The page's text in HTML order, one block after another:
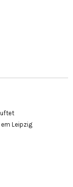
Leipzig